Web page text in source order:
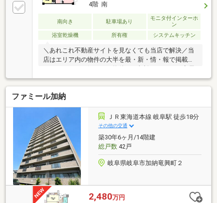
4階 南
南向き 駐車場あり
モニタ付インターホ
ン
浴室乾燥機
所有権 システムキッチン
＼あれこれ不動産サイトを見なくても当店で解決／当
店はエリア内の物件の大半を最・新・情・報で掲載！
森南小学校／長森南中学校◆食洗機付きで家事負担軽
減◆システムキッチン・オートバス付◆モニタ付きオ
ートロックで安心◆名鉄各務原線/細畑駅まで徒歩約
13分※写真をクリックすると、詳細をご覧いただけま
す。＝＝＝＝＝＝＝＝＝＝＝＝＝＝＝＝＝＝＝＝＝＝
＝＝＝《お問合せからすぐご案内！》見るだけOK、聞
くだけOK。実際に現地を体感してみてください。＝＝
＝＝＝＝＝＝＝＝＝＝＝＝＝＝＝＝＝＝＝＝＝＝＝
ファミール加納
ＪＲ東海道本線 岐阜駅 徒歩18分
その他の交通
築30年6ヶ月/14階建
総戸数42戸
岐阜県岐阜市加納竜興町２
2,480万円